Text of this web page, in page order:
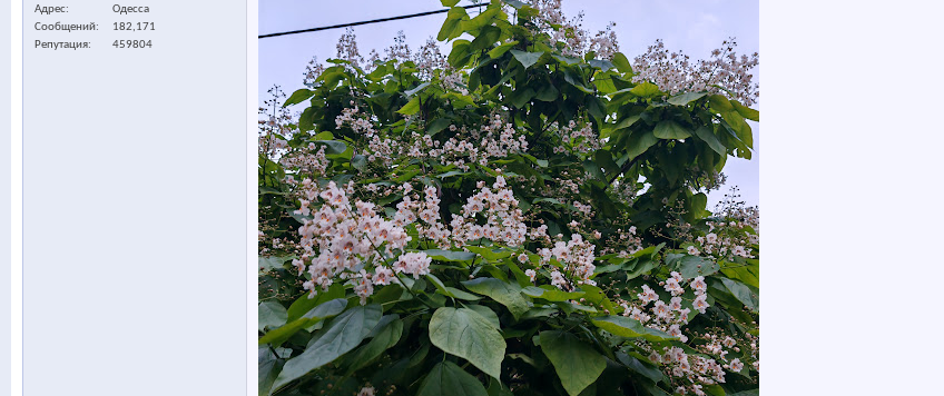
Адрес
Одесса
Сообщений
182,171
Репутация
459804